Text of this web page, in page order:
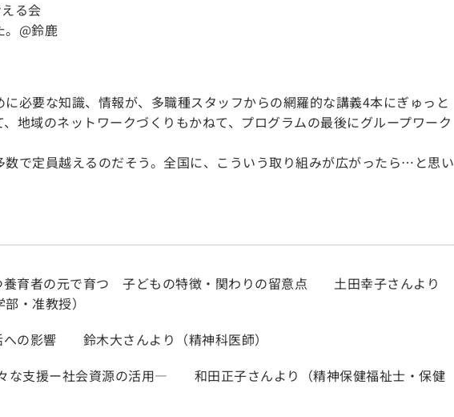
る会
。@鈴鹿
必要な知識、情報が、多職種スタッフからの網羅的な講義4本にぎゅっと
地域のネットワークづくりもかねて、プログラムの最後にグループワーク
数で定員越えるのだそう。全国に、こういう取り組みが広がったら…と思い
育者の元で育つ 子どもの特徴・関わりの留意点 土田幸子さんより
・准教授）
の影響 鈴木大さんより（精神科医師）
な支援ー社会資源の活用— 和田正子さんより（精神保健福祉士・保健